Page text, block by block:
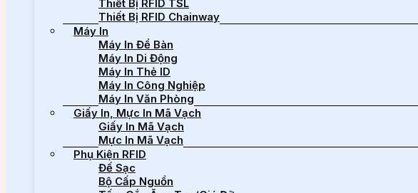
Thiết Bị RFID TSL
Thiết Bị RFID Chainway
Máy In
Máy In Để Bàn
Máy In Di Động
Máy In Thẻ ID
Máy In Công Nghiệp
Máy In Văn Phòng
Giấy In, Mực In Mã Vạch
Giấy In Mã Vạch
Mực In Mã Vạch
Phụ Kiện RFID
Đế Sạc
Bộ Cấp Nguồn